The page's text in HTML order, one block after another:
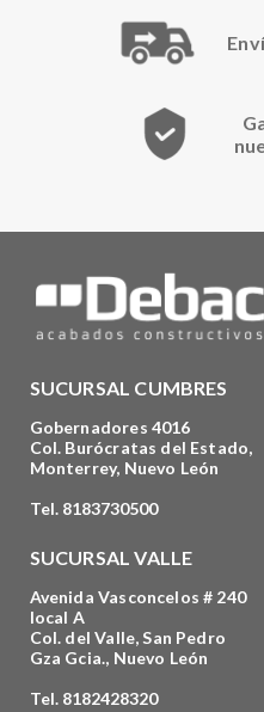
SUCURSAL CUMBRES
Gobernadores 4016
Col. Burócratas del Estado,
Monterrey, Nuevo León
Tel. 8183730500
SUCURSAL VALLE
Avenida Vasconcelos # 240
local A
Col. del Valle, San Pedro
Gza Gcia., Nuevo León
Tel. 8182428320